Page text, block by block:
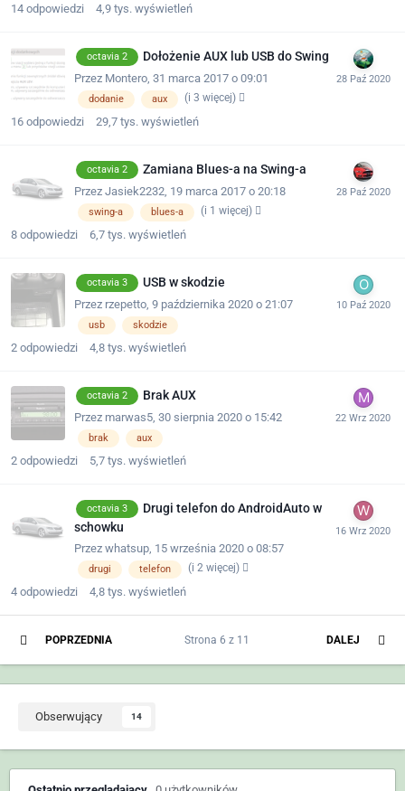
14 odpowiedzi 4,9 tys. wyświetleń
octavia 2 Dołożenie AUX lub USB do Swing
Przez Montero, 31 marca 2017 o 09:01
dodanie aux (i 3 więcej)
16 odpowiedzi 29,7 tys. wyświetleń
octavia 2 Zamiana Blues-a na Swing-a
Przez Jasiek2232, 19 marca 2017 o 20:18
swing-a blues-a (i 1 więcej)
8 odpowiedzi 6,7 tys. wyświetleń
octavia 3 USB w skodzie
Przez rzepetto, 9 października 2020 o 21:07
usb skodzie
2 odpowiedzi 4,8 tys. wyświetleń
octavia 2 Brak AUX
Przez marwas5, 30 sierpnia 2020 o 15:42
brak aux
2 odpowiedzi 5,7 tys. wyświetleń
octavia 3
Drugi telefon do AndroidAuto w
schowku
Przez whatsup, 15 września 2020 o 08:57
drugi telefon (i 2 więcej)
4 odpowiedzi 4,8 tys. wyświetleń
POPRZEDNIA DALEJ
Strona 6 z 11
Obserwujący 14